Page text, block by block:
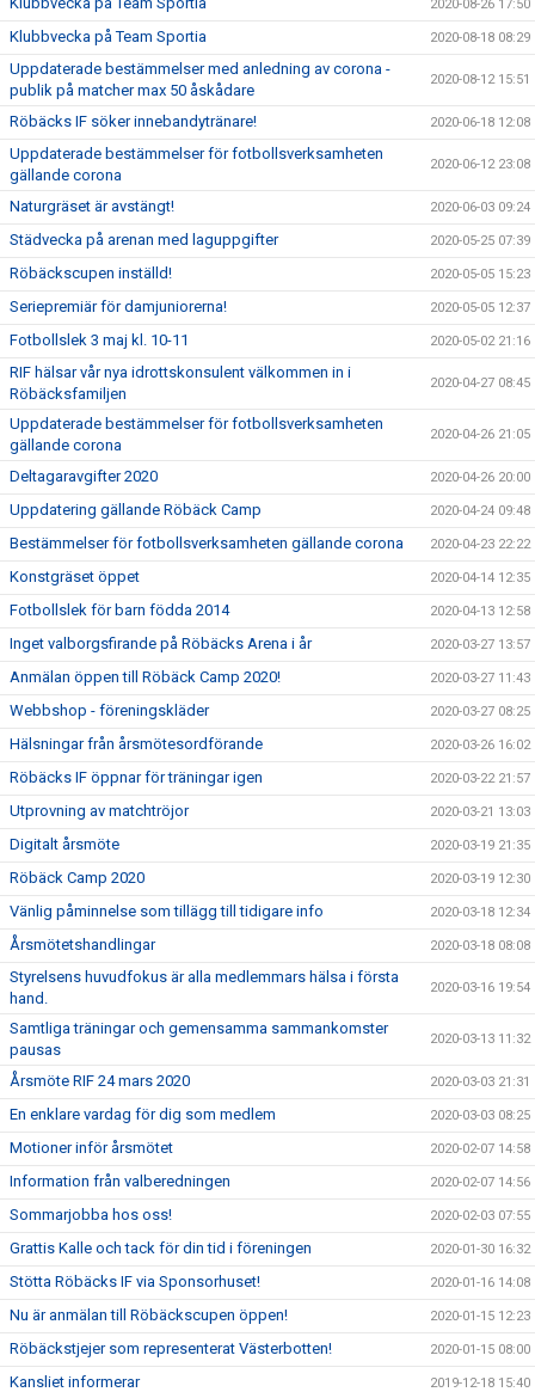
2020-08-26 17:50
Klubbvecka på Team Sportia 2020-08-18 08:29
Uppdaterade bestämmelser med anledning av corona -
publik på matcher max 50 åskådare
2020-08-12 15:51
Röbäcks IF söker innebandytränare! 2020-06-18 12:08
Uppdaterade bestämmelser för fotbollsverksamheten
gällande corona
2020-06-12 23:08
Naturgräset är avstängt! 2020-06-03 09:24
Städvecka på arenan med laguppgifter 2020-05-25 07:39
Röbäckscupen inställd! 2020-05-05 15:23
Seriepremiär för damjuniorerna! 2020-05-05 12:37
Fotbollslek 3 maj kl. 10-11 2020-05-02 21:16
RIF hälsar vår nya idrottskonsulent välkommen in i
Röbäcksfamiljen
2020-04-27 08:45
Uppdaterade bestämmelser för fotbollsverksamheten
gällande corona
2020-04-26 21:05
Deltagaravgifter 2020 2020-04-26 20:00
Uppdatering gällande Röbäck Camp 2020-04-24 09:48
Bestämmelser för fotbollsverksamheten gällande corona 2020-04-23 22:22
Konstgräset öppet 2020-04-14 12:35
Fotbollslek för barn födda 2014 2020-04-13 12:58
Inget valborgsfirande på Röbäcks Arena i år 2020-03-27 13:57
Anmälan öppen till Röbäck Camp 2020! 2020-03-27 11:43
Webbshop - föreningskläder 2020-03-27 08:25
Hälsningar från årsmötesordförande 2020-03-26 16:02
Röbäcks IF öppnar för träningar igen 2020-03-22 21:57
Utprovning av matchtröjor 2020-03-21 13:03
Digitalt årsmöte 2020-03-19 21:35
Röbäck Camp 2020 2020-03-19 12:30
Vänlig påminnelse som tillägg till tidigare info 2020-03-18 12:34
Årsmötetshandlingar 2020-03-18 08:08
Styrelsens huvudfokus är alla medlemmars hälsa i första
hand.
2020-03-16 19:54
Samtliga träningar och gemensamma sammankomster
pausas
2020-03-13 11:32
Årsmöte RIF 24 mars 2020 2020-03-03 21:31
En enklare vardag för dig som medlem 2020-03-03 08:25
Motioner inför årsmötet 2020-02-07 14:58
Information från valberedningen 2020-02-07 14:56
Sommarjobba hos oss! 2020-02-03 07:55
Grattis Kalle och tack för din tid i föreningen 2020-01-30 16:32
Stötta Röbäcks IF via Sponsorhuset! 2020-01-16 14:08
Nu är anmälan till Röbäckscupen öppen! 2020-01-15 12:23
Röbäckstjejer som representerat Västerbotten! 2020-01-15 08:00
Kansliet informerar 2019-12-18 15:40